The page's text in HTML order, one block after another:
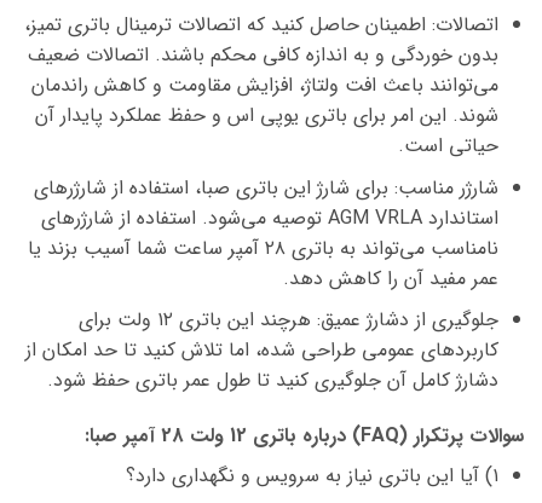
اتصالات:اطمینان حاصل کنید که اتصالات ترمینال باتری تمیز،
بدون خوردگی و به اندازه کافی محکمباشند. اتصالات ضعیف
می‌توانند باعث افت ولتاژ، افزایش مقاومت و کاهش راندمان
شوند. این امر برای باتری یوپی اسو حفظ عملکرد پایدار آن
حیاتی است.
شارژر مناسب:برای شارژ این باتری صبا، استفاده از شارژرهای
استاندارد AGM VRLA
توصیه می‌شود. استفاده از شارژرهای
نامناسب می‌تواند به باتری ۲۸ آمپر ساعت
شما آسیب بزند یا
عمر مفید آن را کاهش دهد.
جلوگیری از دشارژ عمیق:هرچند این باتری ۱۲ ولت
برای
کاربردهای عمومی طراحی شده، اما تلاش کنید تا حد امکان از
دشارژ کامل آن جلوگیری کنید تا طول عمر باتری حفظ شود.
سوالات پرتکرار (FAQ) درباره باتری 12 ولت 28 آمپر صبا:
۱) آیا این باتری نیاز به سرویس و نگهداری دارد؟